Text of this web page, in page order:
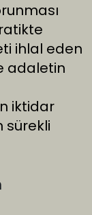
ihlal eden
adaletin
iktidar
sürekli